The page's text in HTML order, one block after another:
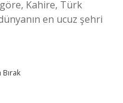
Kahire, Türk
en ucuz şehri